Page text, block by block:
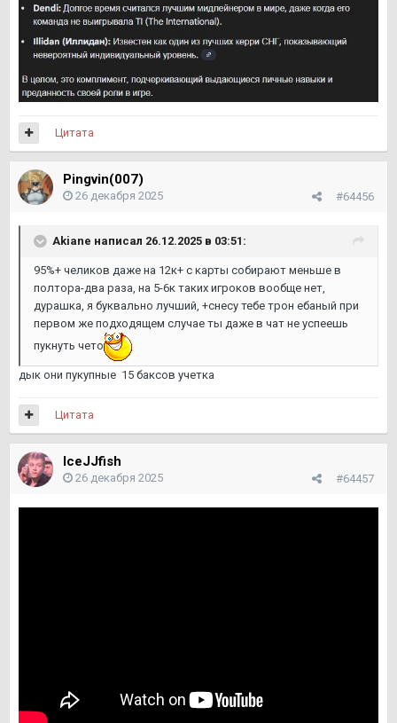
Цитата
Pingvin(007)
#64456
26 декабря 2025
Akiane написал 26.12.2025 в 03:51:
95%+ челиков даже на 12к+ с карты собирают меньше в
полтора-два раза, на 5-6к таких игроков вообще нет,
дурашка, я буквально лучший, +снесу тебе трон ебаный при
первом же подходящем случае ты даже в чат не успеешь
пукнуть чето
дык они пукупные 15 баксов учетка
Цитата
IceJJfish
#64457
26 декабря 2025